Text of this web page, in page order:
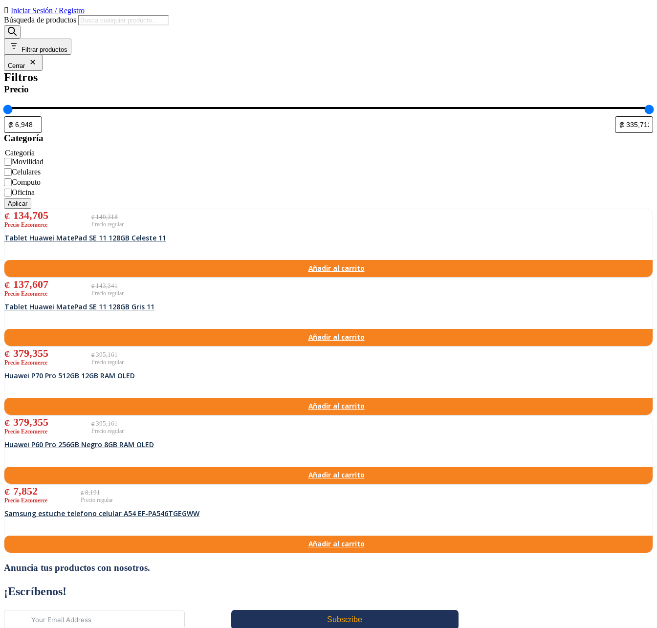
Iniciar Sesión / Registro
Búsqueda de productos
Filtrar productos
Cerrar
Filtros
Precio
Categoría
Categoría
Movilidad
Celulares
Computo
Oficina
Aplicar
₡140,318
El precio original era: ₡ 140,318.
₡ 134,705
El precio actual es: ₡ 134,705.
Tablet Huawei MatePad SE 11 128GB Celeste 11
Añadir al carrito
₡143,341
El precio original era: ₡ 143,341.
₡ 137,607
El precio actual es: ₡ 137,607.
Tablet Huawei MatePad SE 11 128GB Gris 11
Añadir al carrito
₡395,161
El precio original era: ₡ 395,161.
₡ 379,355
El precio actual es: ₡ 379,355.
Huawei P70 Pro 512GB 12GB RAM OLED
Añadir al carrito
₡395,161
El precio original era: ₡ 395,161.
₡ 379,355
El precio actual es: ₡ 379,355.
Huawei P60 Pro 256GB Negro 8GB RAM OLED
Añadir al carrito
₡8,191
El precio original era: ₡ 8,191.
₡ 7,852
El precio actual es: ₡ 7,852.
Samsung estuche telefono celular A54 EF-PA546TGEGWW
Añadir al carrito
Anuncia tus productos con nosotros.
¡Escríbenos!
Subscribe